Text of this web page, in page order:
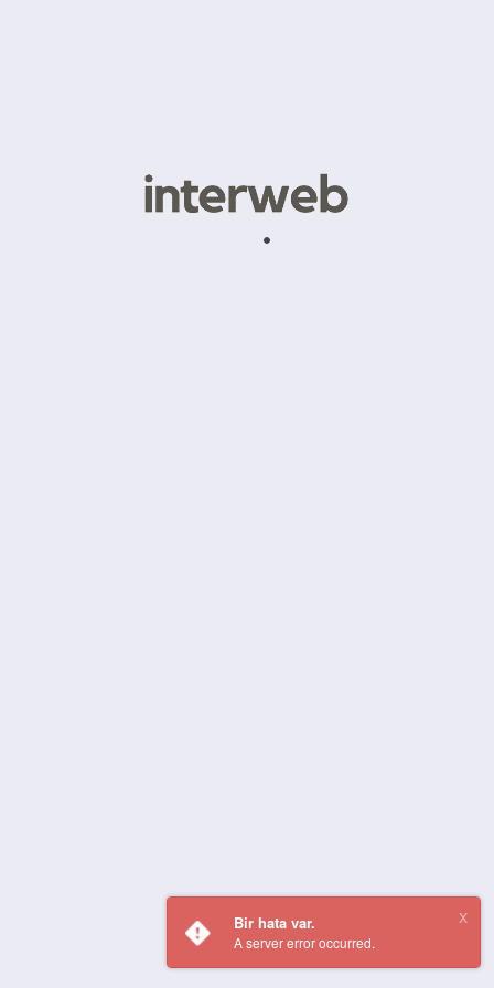
Bir hata var.
A server error occurred.